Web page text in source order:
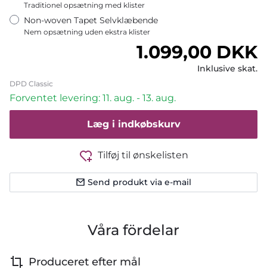
Traditionel opsætning med klister
Non-woven Tapet Selvklæbende
Nem opsætning uden ekstra klister
Normalpris
1.099,00 DKK
Inklusive skat.
DPD Classic
Forventet levering: 11. aug. - 13. aug.
Læg i indkøbskurv
Tilføj til ønskelisten
Send produkt via e-mail
Våra fördelar
Produceret efter mål